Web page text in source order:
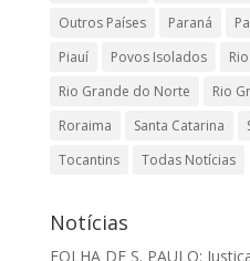
Outros Países
Paraná
Piauí
Povos Isolados
Rio Grande do Norte
Rio
Roraima
Santa Catarina
Tocantins
Todas Notícias
Notícias
FOLHA DE S. PAULO: